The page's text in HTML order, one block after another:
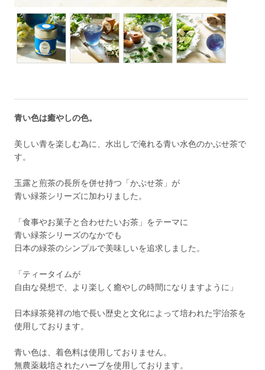
青い色は癒やしの色。
美しい青を楽しむ為に、水出しで淹れる青い水色のかぶせ茶で
す。
玉露と煎茶の長所を併せ持つ「かぶせ茶」が
青い緑茶シリーズに加わりました。
「食事やお菓子と合わせたいお茶」をテーマに
青い緑茶シリーズのなかでも
日本の緑茶のシンプルで美味しいを追求しました。
「ティータイムが
自由な発想で、より楽しく癒やしの時間になりますように」
日本緑茶発祥の地で長い歴史と文化によって培われた宇治茶を
使用しております。
青い色は、着色料は使用しておりません。
無農薬栽培されたハーブを使用しております。